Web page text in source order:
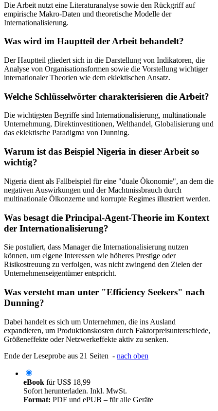
Die Arbeit nutzt eine Literaturanalyse sowie den Rückgriff auf
empirische Makro-Daten und theoretische Modelle der
Internationalisierung.
Was wird im Hauptteil der Arbeit behandelt?
Der Hauptteil gliedert sich in die Darstellung von Indikatoren, die
Analyse von Organisationsformen sowie die Vorstellung wichtiger
internationaler Theorien wie dem eklektischen Ansatz.
Welche Schlüsselwörter charakterisieren die Arbeit?
Die wichtigsten Begriffe sind Internationalisierung, multinationale
Unternehmung, Direktinvestitionen, Welthandel, Globalisierung und
das eklektische Paradigma von Dunning.
Warum ist das Beispiel Nigeria in dieser Arbeit so
wichtig?
Nigeria dient als Fallbeispiel für eine "duale Ökonomie", an dem die
negativen Auswirkungen und der Machtmissbrauch durch
multinationale Ölkonzerne und korrupte Regimes illustriert werden.
Was besagt die Principal-Agent-Theorie im Kontext
der Internationalisierung?
Sie postuliert, dass Manager die Internationalisierung nutzen
können, um eigene Interessen wie höheres Prestige oder
Risikostreuung zu verfolgen, was nicht zwingend den Zielen der
Unternehmenseigentümer entspricht.
Was versteht man unter "Efficiency Seekers" nach
Dunning?
Dabei handelt es sich um Unternehmen, die ins Ausland
expandieren, um Produktionskosten durch Faktorpreisunterschiede,
Größeneffekte oder Netzwerkeffekte aktiv zu senken.
Ende der Leseprobe aus 21 Seiten - nach oben
eBook fürUS$ 18,99
Sofort herunterladen. Inkl. MwSt.
Format: PDF und ePUB – für alle Geräte